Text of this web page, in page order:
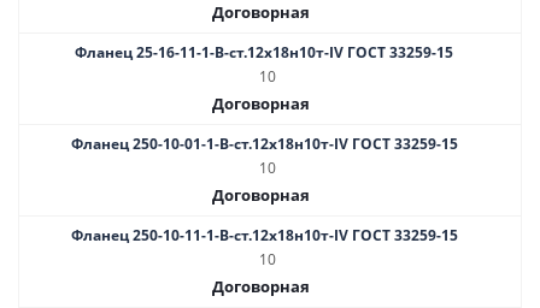
Договорная
Фланец 25-16-11-1-B-ст.12х18н10т-IV ГОСТ 33259-15
10
Договорная
Фланец 250-10-01-1-В-ст.12х18н10т-IV ГОСТ 33259-15
10
Договорная
Фланец 250-10-11-1-B-ст.12х18н10т-IV ГОСТ 33259-15
10
Договорная